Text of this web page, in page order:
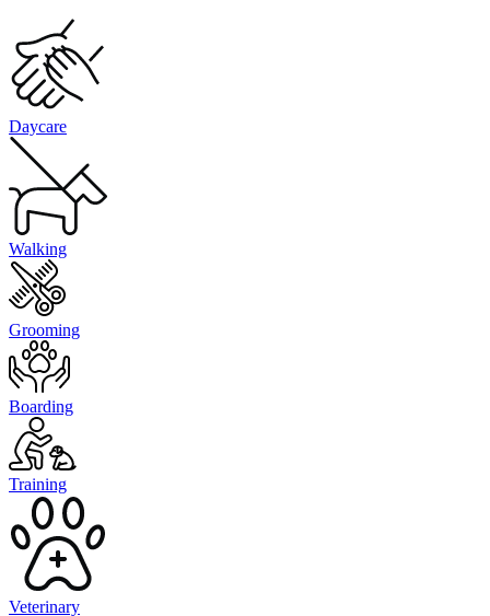
Daycare
Walking
Grooming
Boarding
Training
Veterinary